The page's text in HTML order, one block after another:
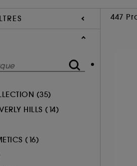
447
(35)
HILLS (14)
(16)